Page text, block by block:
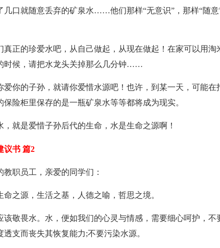
几口就随意丢弃的矿泉水……他们那样“无意识”，那样“随
真正的珍爱水吧，从自己做起，从现在做起！在家可以用淘
时候，请把水龙头关掉那么几分钟……
爱你的子孙，就请你爱惜水源吧！也许，到某一天，可能在
保险柜里保存的是一瓶矿泉水等等都将成为现实。
，就是爱惜子孙后代的生命，水是生命之源啊！
议书 篇2
教职员工，亲爱的同学们：
命之源，生活之基，人德之喻，哲思之境。
该敬畏水。水，便如我们的心灵与情感，需要细心呵护，不
透支而丧失其恢复能力;不要污染水源。